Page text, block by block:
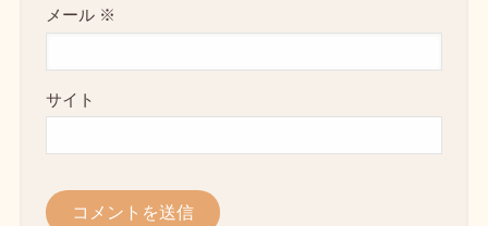
メール ※
サイト